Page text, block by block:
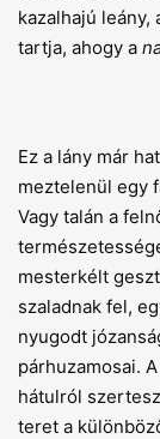
kazalhajú leány,
tartja, ahogy a
Ez a lány már
meztelenül egy
Vagy talán a
mesterkélt
szaladnak fel,
nyugodt
párhuzamosai.
hátulról
teret a